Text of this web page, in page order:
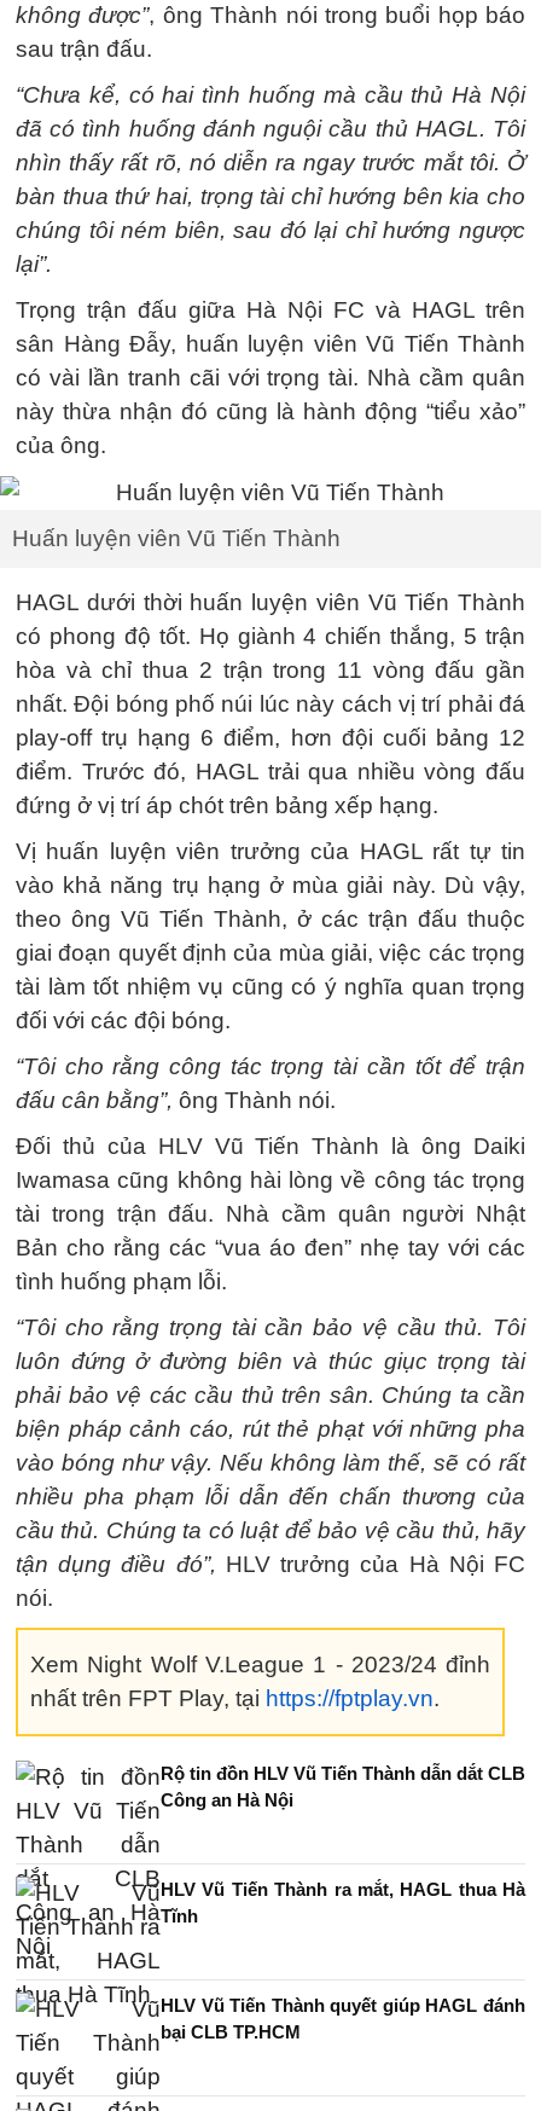
không được”, ông Thành nói trong buổi họp báo
sau trận đấu.
“Chưa kể, có hai tình huống mà cầu thủ Hà Nội
đã có tình huống đánh nguội cầu thủ HAGL. Tôi
nhìn thấy rất rõ, nó diễn ra ngay trước mắt tôi. Ở
bàn thua thứ hai, trọng tài chỉ hướng bên kia cho
chúng tôi ném biên, sau đó lại chỉ hướng ngược
lại”.
Trọng trận đấu giữa Hà Nội FC và HAGL trên
sân Hàng Đẫy, huấn luyện viên Vũ Tiến Thành
có vài lần tranh cãi với trọng tài. Nhà cầm quân
này thừa nhận đó cũng là hành động “tiểu xảo”
của ông.
Huấn luyện viên Vũ Tiến Thành
HAGL dưới thời huấn luyện viên Vũ Tiến Thành
có phong độ tốt. Họ giành 4 chiến thắng, 5 trận
hòa và chỉ thua 2 trận trong 11 vòng đấu gần
nhất. Đội bóng phố núi lúc này cách vị trí phải đá
play-off trụ hạng 6 điểm, hơn đội cuối bảng 12
điểm. Trước đó, HAGL trải qua nhiều vòng đấu
đứng ở vị trí áp chót trên bảng xếp hạng.
Vị huấn luyện viên trưởng của HAGL rất tự tin
vào khả năng trụ hạng ở mùa giải này. Dù vậy,
theo ông Vũ Tiến Thành, ở các trận đấu thuộc
giai đoạn quyết định của mùa giải, việc các trọng
tài làm tốt nhiệm vụ cũng có ý nghĩa quan trọng
đối với các đội bóng.
“Tôi cho rằng công tác trọng tài cần tốt để trận
đấu cân bằng”, ông Thành nói.
Đối thủ của HLV Vũ Tiến Thành là ông Daiki
Iwamasa cũng không hài lòng về công tác trọng
tài trong trận đấu. Nhà cầm quân người Nhật
Bản cho rằng các “vua áo đen” nhẹ tay với các
tình huống phạm lỗi.
“Tôi cho rằng trọng tài cần bảo vệ cầu thủ. Tôi
luôn đứng ở đường biên và thúc giục trọng tài
phải bảo vệ các cầu thủ trên sân. Chúng ta cần
biện pháp cảnh cáo, rút thẻ phạt với những pha
vào bóng như vậy. Nếu không làm thế, sẽ có rất
nhiều pha phạm lỗi dẫn đến chấn thương của
cầu thủ. Chúng ta có luật để bảo vệ cầu thủ, hãy
tận dụng điều đó”, HLV trưởng của Hà Nội FC
nói.
Xem Night Wolf V.League 1 - 2023/24 đỉnh
nhất trên FPT Play, tại https://fptplay.vn.
Rộ tin đồn HLV Vũ Tiến Thành dẫn dắt CLB
Công an Hà Nội
HLV Vũ Tiến Thành ra mắt, HAGL thua Hà
Tĩnh
HLV Vũ Tiến Thành quyết giúp HAGL đánh
bại CLB TP.HCM